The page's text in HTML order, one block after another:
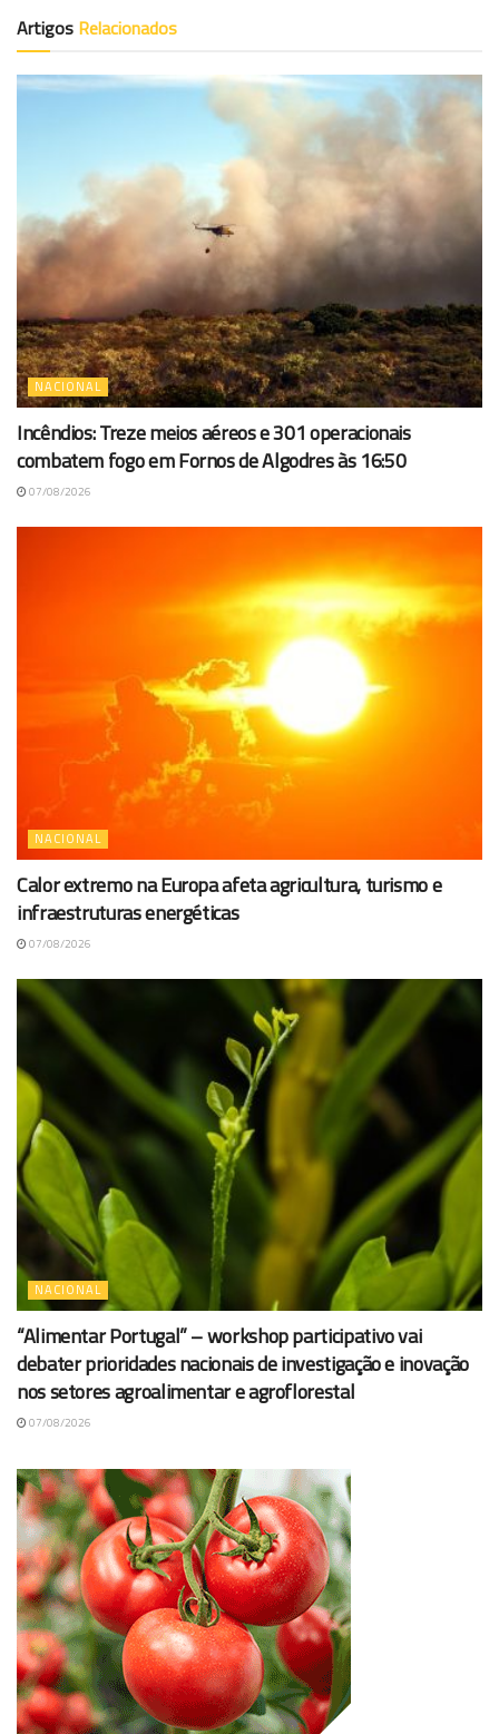
Artigos Relacionados
NACIONAL
Incêndios: Treze meios aéreos e 301 operacionais
combatem fogo em Fornos de Algodres às 16:50
07/08/2026
NACIONAL
Calor extremo na Europa afeta agricultura, turismo e
infraestruturas energéticas
07/08/2026
NACIONAL
“Alimentar Portugal” – workshop participativo vai
debater prioridades nacionais de investigação e inovação
nos setores agroalimentar e agroflorestal
07/08/2026